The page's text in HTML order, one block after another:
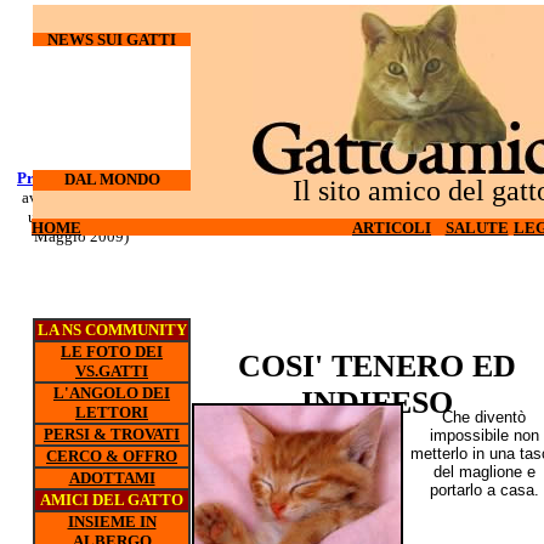
COSI' TENERO ED
INDIFESOChe diventò
impossibile non
metterlo in una
del maglione e
portarlo a casa.
HOME ARTICOLI SALUTE
Il sito amico del
DAL MONDO
NEWS SUI GATTI
LA NS COMMUNITY
LE FOTO DEI
VS.GATTI
L'ANGOLO DEI
LETTORI
PERSI & TROVATI
CERCO & OFFRO
ADOTTAMI
AMICI DEL GATTO
INSIEME IN
SALUTE
HOME ARTICOLI
Processo Docherty
aveva torturato ed
ucciso 3 gatti (6
Maggio 2009)